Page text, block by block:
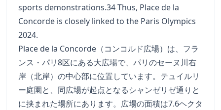
sports demonstrations.34 Thus, Place de la
Concorde is closely linked to the Paris Olympics
2024.
Place de la Concorde（コンコルド広場）は、フラ
ンス・パリ8区にある大広場で、パリのセーヌ川右
岸（北岸）の中心部に位置しています。テュイルリ
ー庭園と、同広場が起点となるシャンゼリゼ通りと
に挟まれた場所にあります。広場の面積は7.6ヘクタ